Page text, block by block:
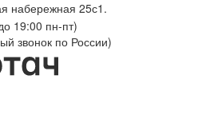
набережная 25с1.
19:00 пн-пт)
звонок по России)